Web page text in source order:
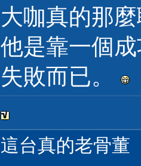
大咖真的那
他是靠一個
失敗而已。
這台真的老骨董